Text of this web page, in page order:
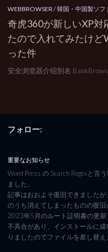
WEBBROWSER/韓国・中国製ソフ
奇虎360が新しいXP対
たので入れてみたけ
った件
安全浏览器介绍別名
フォロー:
重要なお知らせ
Word Press の Search Regexと言
ました。
記事はおおよそ復旧できましたが、
のうち消えてしまったものの復旧
2023年5月のルート証明書の更
不具合があり、インストールに
りましたのでファイルを差し替え